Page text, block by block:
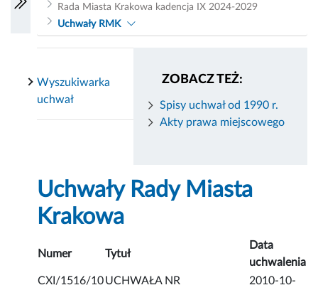
Rada Miasta Krakowa kadencja IX 2024-2029
Uchwały RMK
ZOBACZ TEŻ:
Spisy uchwał od 1990 r.
Akty prawa miejscowego
Wyszukiwarka
uchwał
Uchwały Rady Miasta
Krakowa
Numer Tytuł
Data
uchwalenia
CXI/1516/10UCHWAŁA NR
2010-10-